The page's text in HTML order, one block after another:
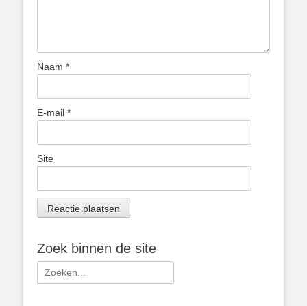
Naam *
E-mail *
Site
Zoek binnen de site
Zoeken
naar: